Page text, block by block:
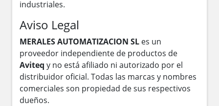
industriales.
Aviso Legal
MERALES AUTOMATIZACION SL es un
proveedor independiente de productos de
Aviteq y no está afiliado ni autorizado por el
distribuidor oficial. Todas las marcas y nombres
comerciales son propiedad de sus respectivos
dueños.